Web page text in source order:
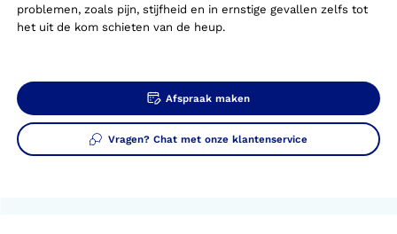
problemen, zoals pijn, stijfheid en in ernstige gevallen zelfs tot
het uit de kom schieten van de heup.
Afspraak maken
Vragen? Chat met onze klantenservice